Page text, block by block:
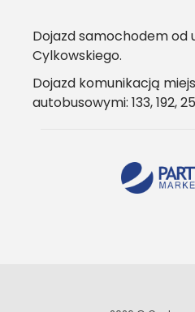
Dojazd samochodem od
Cylkowskiego.
Dojazd komunikacją
autobusowymi: 133, 192,